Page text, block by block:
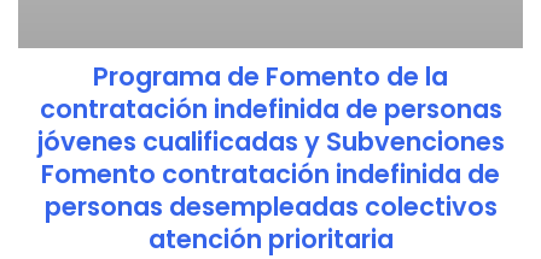
Programa de Fomento de la
contratación indefinida de personas
jóvenes cualificadas y Subvenciones
Fomento contratación indefinida de
personas desempleadas colectivos
atención prioritaria